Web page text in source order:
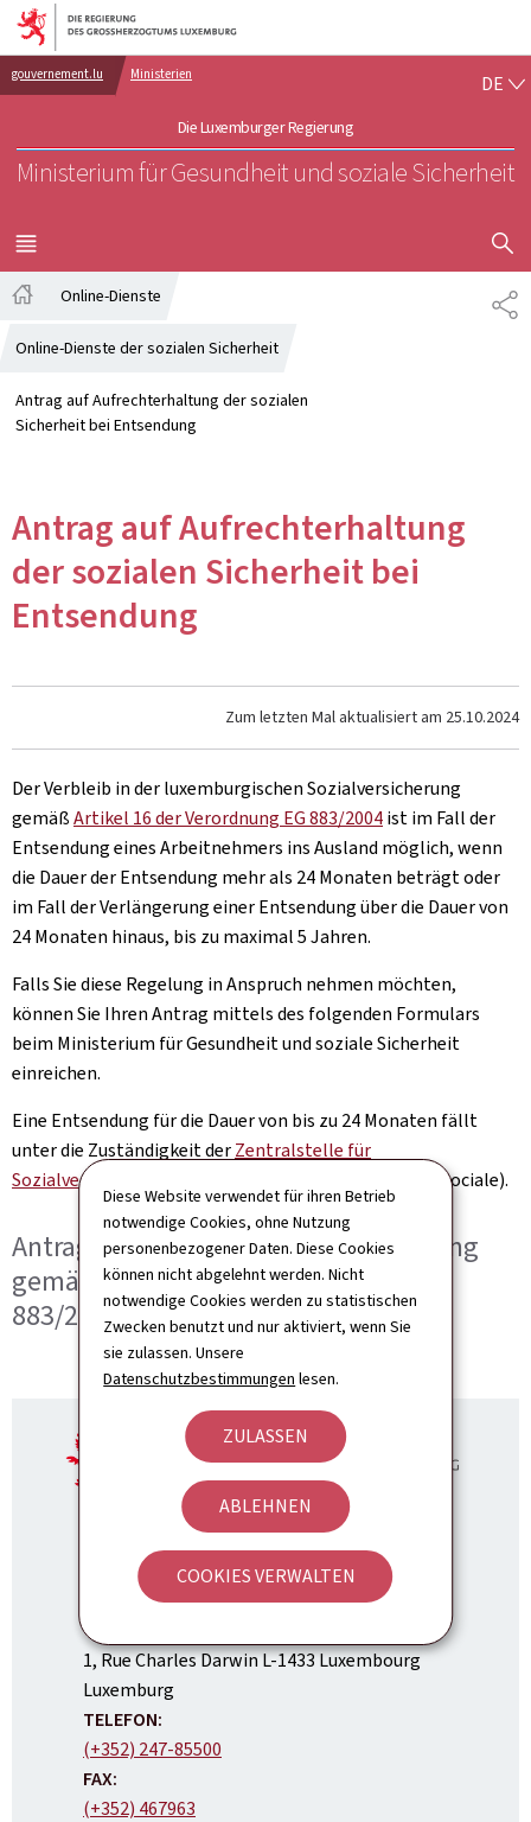
Diese Website verwendet für ihren Betrieb
notwendige Cookies, ohne Nutzung
personenbezogener Daten. Diese Cookies
können nicht abgelehnt werden. Nicht
notwendige Cookies werden zu statistischen
Zwecken benutzt und nur aktiviert, wenn Sie
sie zulassen. Unsere
Datenschutzbestimmungen lesen.
ZULASSEN
ABLEHNEN
COOKIES VERWALTEN
Zur Hauptnavigation
Zum Inhalt
gouvernement.lu Ministerien
Die Luxemburger Regierung
Ministerium für Gesundheit und soziale Sicherheit
DE
MENÜ
HAUPT-
Online-Dienste
Online-Dienste der sozialen Sicherheit
Antrag auf Aufrechterhaltung der sozialen
Sicherheit bei Entsendung
Antrag auf Aufrechterhaltung
der sozialen Sicherheit bei
Entsendung
Zum letzten Mal aktualisiert am 25.10.2024
Der Verbleib in der luxemburgischen Sozialversicherung
gemäßArtikel 16 der Verordnung EG 883/2004ist im Fall der
Entsendung eines Arbeitnehmers ins Ausland möglich, wenn
die Dauer der Entsendung mehr als 24 Monaten beträgt oder
im Fall der Verlängerung einer Entsendung über die Dauer von
24 Monaten hinaus, bis zu maximal 5 Jahren.
Falls Sie diese Regelung in Anspruch nehmen möchten,
können Sie Ihren Antrag mittels des folgenden Formulars
beim Ministerium für Gesundheit und soziale Sicherheit
einreichen.
Eine Entsendung für die Dauer von bis zu 24 Monaten fällt
unter die Zuständigkeit derZentralstelle für
Sozialversicherungen
(Centre commun de la sécurité sociale).
Antrag für eine Ausnahmevereinbarung
gemäß Artikel 16 der Verordnung EG
883/2004
ADRESSE:
1, Rue Charles DarwinL-1433Luxembourg
Luxemburg
TELEFON:
(+352) 247-85500
FAX:
(+352) 467963